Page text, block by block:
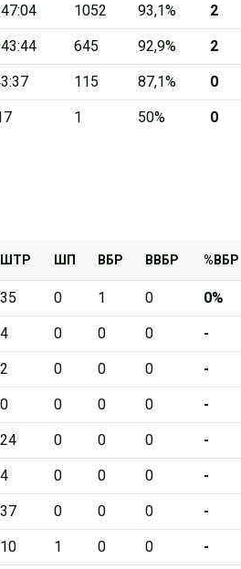
Рыси
Ал
Легион
1052 93,1% 2
645 92,9% 2
115 87,1% 0
1 50% 0
ШТР ШП ВБР ВВБР %ВБР
35 0 1 0 0%
4 0 0 0 -
2 0 0 0 -
0 0 0 0 -
24 0 0 0 -
4 0 0 0 -
37 0 0 0 -
10 1 0 0 -